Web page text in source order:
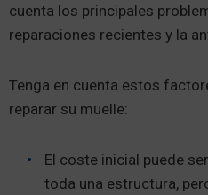
cuenta los principales
reparaciones recientes y la
Tenga en cuenta estos
reparar su muelle:
El coste inicial puede
toda una estructura,